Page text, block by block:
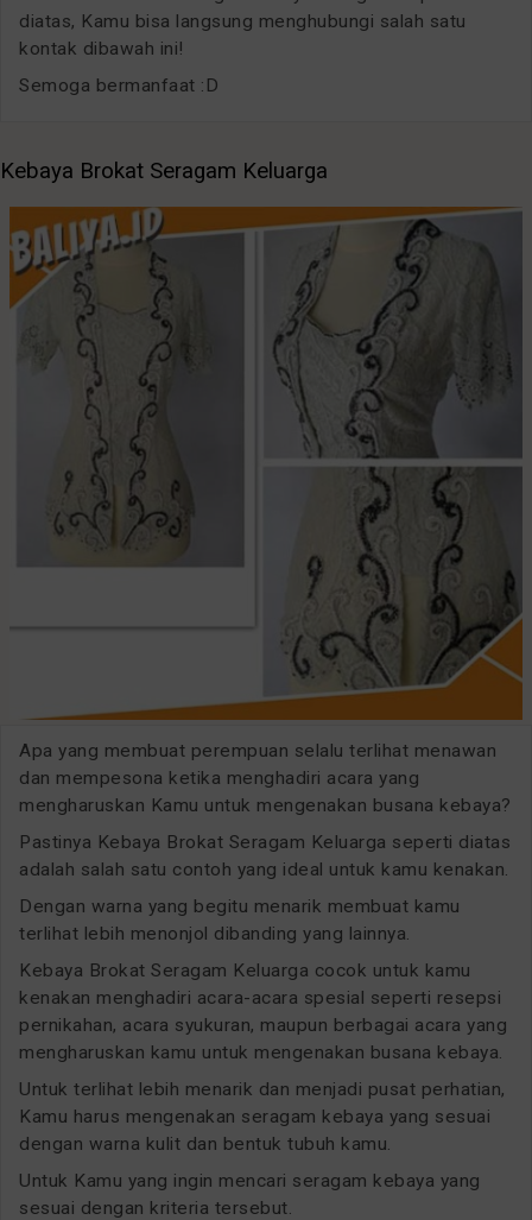
diatas, Kamu bisa langsung menghubungi salah satu
kontak dibawah ini!
Semoga bermanfaat :D
Kebaya Brokat Seragam Keluarga
Apa yang membuat perempuan selalu terlihat menawan
dan mempesona ketika menghadiri acara yang
mengharuskan Kamu untuk mengenakan busana kebaya?
Pastinya Kebaya Brokat Seragam Keluarga seperti diatas
adalah salah satu contoh yang ideal untuk kamu kenakan.
Dengan warna yang begitu menarik membuat kamu
terlihat lebih menonjol dibanding yang lainnya.
Kebaya Brokat Seragam Keluarga cocok untuk kamu
kenakan menghadiri acara-acara spesial seperti resepsi
pernikahan, acara syukuran, maupun berbagai acara yang
mengharuskan kamu untuk mengenakan busana kebaya.
Untuk terlihat lebih menarik dan menjadi pusat perhatian,
Kamu harus mengenakan seragam kebaya yang sesuai
dengan warna kulit dan bentuk tubuh kamu.
Untuk Kamu yang ingin mencari seragam kebaya yang
sesuai dengan kriteria tersebut.